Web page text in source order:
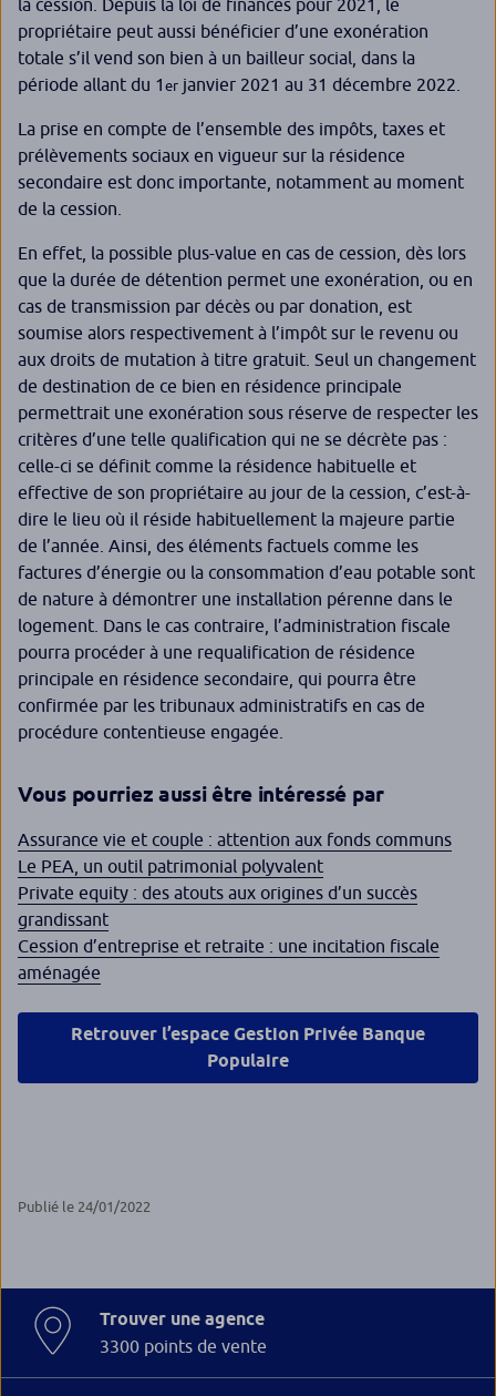
la cession. Depuis la loi de finances pour 2021, le
propriétaire peut aussi bénéficier d’une exonération
totale s’il vend son bien à un bailleur social, dans la
période allant du 1er janvier 2021 au 31 décembre 2022.
La prise en compte de l’ensemble des impôts, taxes et
prélèvements sociaux en vigueur sur la résidence
secondaire est donc importante, notamment au moment
de la cession.
En effet, la possible plus-value en cas de cession, dès lors
que la durée de détention permet une exonération, ou en
cas de transmission par décès ou par donation, est
soumise alors respectivement à l’impôt sur le revenu ou
aux droits de mutation à titre gratuit. Seul un changement
de destination de ce bien en résidence principale
permettrait une exonération sous réserve de respecter les
critères d’une telle qualification qui ne se décrète pas :
celle-ci se définit comme la résidence habituelle et
effective de son propriétaire au jour de la cession, c’est-à-
dire le lieu où il réside habituellement la majeure partie
de l’année. Ainsi, des éléments factuels comme les
factures d’énergie ou la consommation d’eau potable sont
de nature à démontrer une installation pérenne dans le
logement. Dans le cas contraire, l’administration fiscale
pourra procéder à une requalification de résidence
principale en résidence secondaire, qui pourra être
confirmée par les tribunaux administratifs en cas de
procédure contentieuse engagée.
Vous pourriez aussi être intéressé par
Assurance vie et couple : attention aux fonds communs
Le PEA, un outil patrimonial polyvalent
Private equity : des atouts aux origines d’un succès
grandissant
Cession d’entreprise et retraite : une incitation fiscale
aménagée
Retrouver l’espace Gestion Privée Banque
Populaire
Publié le 24/01/2022
Trouver une agence
3300 points de vente